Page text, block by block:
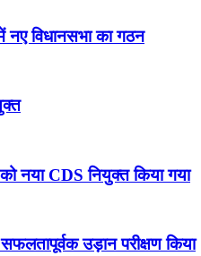
विधानसभा का गठन
नया CDS नियुक्त किया गया
उड़ान परीक्षण किया